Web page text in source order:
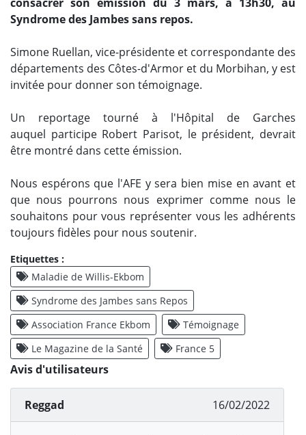
Syndrome des Jambes sans repos.
Simone Ruellan, vice-présidente et correspondante des
départements des Côtes-d'Armor et du Morbihan, y est
invitée pour donner son témoignage.
Un reportage tourné à l'Hôpital de Garches
auquel participe Robert Parisot, le président, devrait
être montré dans cette émission.
Nous espérons que l'AFE y sera bien mise en avant et
que nous pourrons nous exprimer comme nous le
souhaitons pour vous représenter vous les adhérents
toujours fidèles pour nous soutenir.
Etiquettes :
Maladie de Willis-Ekbom
Syndrome des Jambes sans Repos
Association France Ekbom
Témoignage
Le Magazine de la Santé
France 5
Avis d'utilisateurs
Reggad 16/02/2022